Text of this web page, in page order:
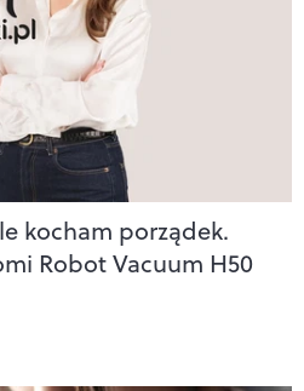
kocham porządek.
Robot Vacuum H50